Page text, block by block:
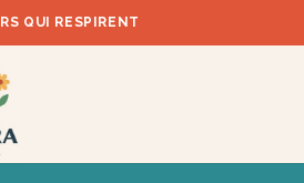
QUI RESPIRENT